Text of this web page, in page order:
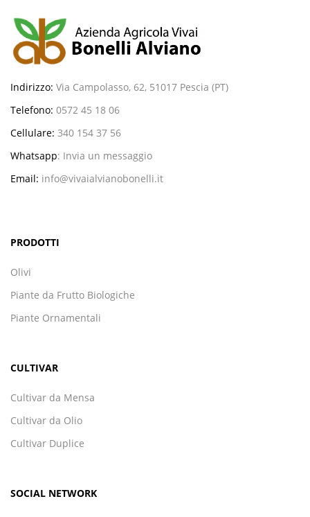
Indirizzo: Via Campolasso, 62, 51017 Pescia (PT)
Telefono: 0572 45 18 06
Cellulare: 340 154 37 56
Whatsapp: Invia un messaggio
Email: info@vivaialvianobonelli.it
PRODOTTI
Olivi
Piante da Frutto Biologiche
Piante Ornamentali
CULTIVAR
Cultivar da Mensa
Cultivar da Olio
Cultivar Duplice
SOCIAL NETWORK